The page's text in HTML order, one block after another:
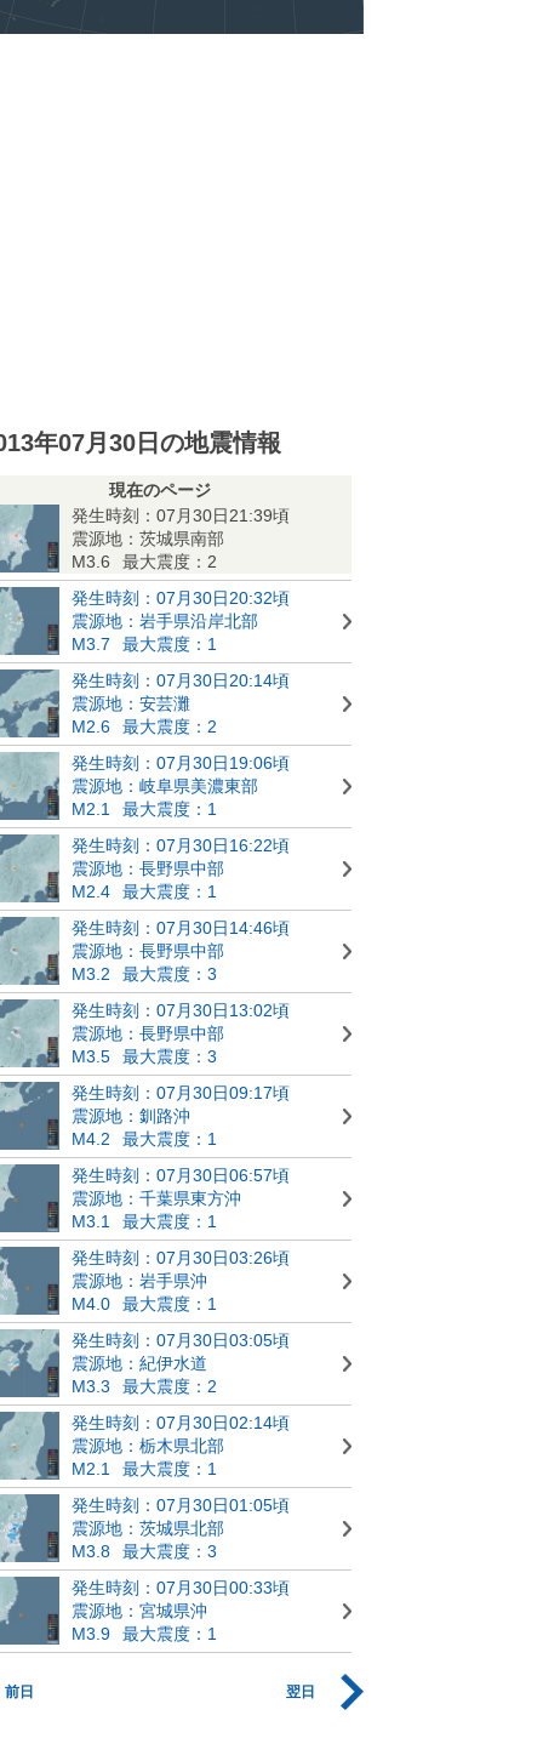
年07月30日の地震情報
現在のページ
発生時刻：07月30日21:39頃
震源地：茨城県南部
M3.6
最大震度：2
発生時刻：07月30日20:32頃
震源地：岩手県沿岸北部
M3.7
最大震度：1
発生時刻：07月30日20:14頃
震源地：安芸灘
M2.6
最大震度：2
発生時刻：07月30日19:06頃
震源地：岐阜県美濃東部
M2.1
最大震度：1
発生時刻：07月30日16:22頃
震源地：長野県中部
M2.4
最大震度：1
発生時刻：07月30日14:46頃
震源地：長野県中部
M3.2
最大震度：3
発生時刻：07月30日13:02頃
震源地：長野県中部
M3.5
最大震度：3
発生時刻：07月30日09:17頃
震源地：釧路沖
M4.2
最大震度：1
発生時刻：07月30日06:57頃
震源地：千葉県東方沖
M3.1
最大震度：1
発生時刻：07月30日03:26頃
震源地：岩手県沖
M4.0
最大震度：1
発生時刻：07月30日03:05頃
震源地：紀伊水道
M3.3
最大震度：2
発生時刻：07月30日02:14頃
震源地：栃木県北部
M2.1
最大震度：1
発生時刻：07月30日01:05頃
震源地：茨城県北部
M3.8
最大震度：3
発生時刻：07月30日00:33頃
震源地：宮城県沖
M3.9
最大震度：1
前日 翌日